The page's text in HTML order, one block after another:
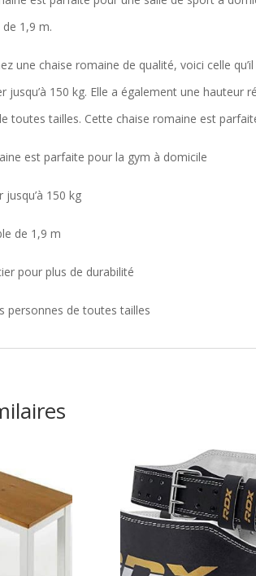
1,9 m.
une chaise romaine de qualité, voici celle
jusqu’à 150 kg. Elle a également une hauteur
toutes tailles. Cette chaise romaine est
est parfaite pour la gym à domicile
150 kg
de 1,9 m
pour plus de durabilité
personnes de toutes tailles